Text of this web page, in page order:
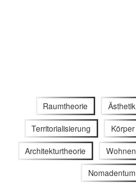
Raumtheorie Ästhetik
Territorialisierung Körper
Architekturtheorie Wohnen
Nomadentum